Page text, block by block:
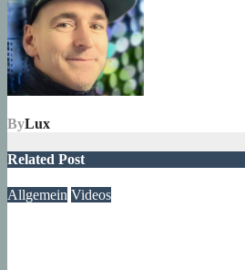
ByLux
Related Post
Allgemein Videos